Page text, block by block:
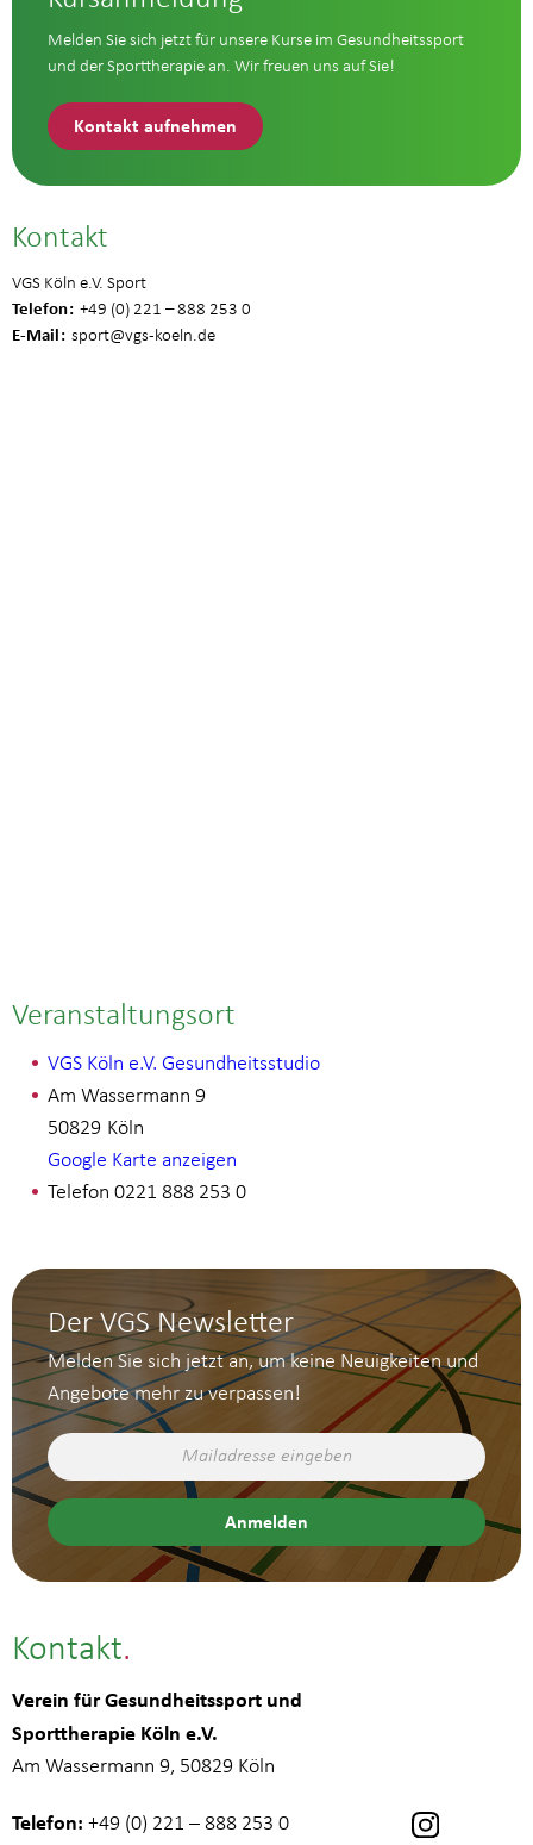
Melden Sie sich jetzt für unsere Kurse im Gesundheitssport
und der Sporttherapie an. Wir freuen uns auf Sie!
Kontakt aufnehmen
Kontakt
VGS Köln e.V. Sport
Telefon +49 (0) 221 – 888 253 0
E-Mail sport@vgs-koeln.de
Veranstaltungsort
VGS Köln e.V. Gesundheitsstudio
Am Wassermann 9
Köln
50829
Google Karte anzeigen
Telefon 0221 888 253 0
Der VGS Newsletter
Melden Sie sich jetzt an, um keine Neuigkeiten und
Angebote mehr zu verpassen!
Kontakt
Verein für Gesundheitssport und
Sporttherapie Köln e.V.
Am Wassermann 9, 50829 Köln
Telefon: +49 (0) 221 – 888 253 0